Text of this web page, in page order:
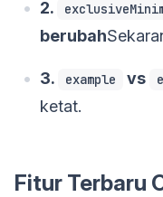
2.
berubah
3. example vs
ketat.
Fitur Terbaru